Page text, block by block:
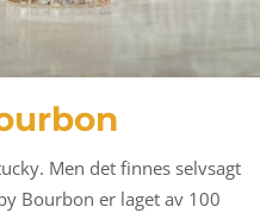
Men det finnes selvsagt
Bourbon er laget av 100